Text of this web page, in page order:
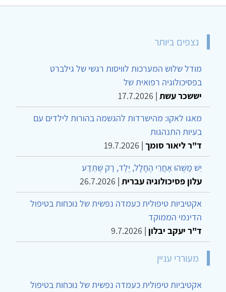
נצפים ביותר
מודל שלוש המערכות לוויסות רגשי של גילברט
בפסיכולוגיה רפואית של
יששכר עשת |
17.7.2026
מאגו לאקו: מהישרדות להגשמה בהורות לילדים עם
בעיות התנהגות
ד"ר ליאור סומך |
19.7.2026
יֵשׁ מַשֶּׁהוּ אַחֲרֵי הֶחָלָל, יֶלֶד, רַק שֶׁתֵּדַע
עלון פסיכולוגיה עברית |
26.7.2026
אקטיביות טיפולית כעמדה נפשית של נוכחות בטיפול
הדינמי הממוקד
ד"ר יעקב יבלון |
9.7.2026
מעוררי עניין
אקטיביות טיפולית כעמדה נפשית של נוכחות בטיפול